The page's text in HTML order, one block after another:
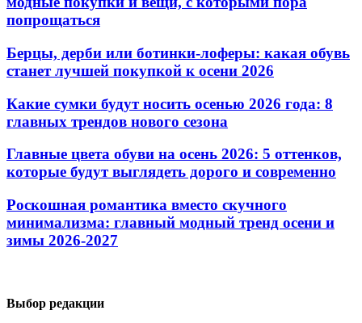
попрощаться
Берцы, дерби или ботинки-лоферы: какая обувь
станет лучшей покупкой к осени 2026
Какие сумки будут носить осенью 2026 года: 8
главных трендов нового сезона
Главные цвета обуви на осень 2026: 5 оттенков,
которые будут выглядеть дорого и современно
Роскошная романтика вместо скучного
минимализма: главный модный тренд осени и
зимы 2026-2027
Выбор редакции